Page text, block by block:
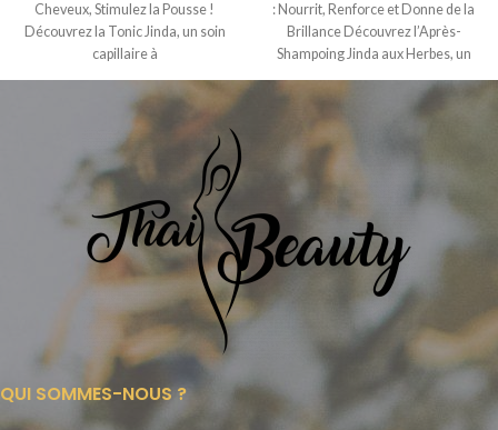
Cheveux, Stimulez la Pousse !
Découvrez la Tonic Jinda, un soin
capillaire à
: Nourrit, Renforce et Donne de la
Brillance Découvrez l’Après-
Shampoing Jinda aux Herbes, un
soin capillaire
QUI SOMMES-NOUS ?